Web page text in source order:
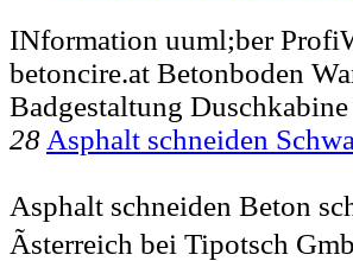
INformation uuml;ber
betoncire.at Betonboden
Badgestaltung
28 Asphalt schneiden
Asphalt schneiden Beton
Ãsterreich bei Tipotsch